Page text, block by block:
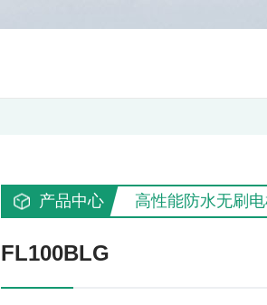
产品中心 高性能防水无刷
FL100BLG